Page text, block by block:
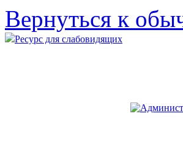
Вернуться к
Ресурс для слабовидящих